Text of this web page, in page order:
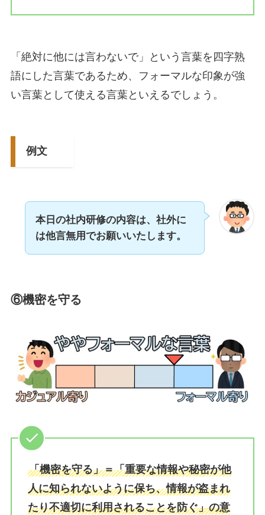
「絶対に他には言わないで」という言葉を四字熟
語にした言葉であるため、フォーマルな印象が強
い言葉として使える言葉といえるでしょう。
例文
本日の社内研修の内容は、社外に
は他言無用でお願いいたします。
⑥機密を守る
「機密を守る」＝「重要な情報や秘密が他
人に知られないように保ち、情報が盗まれ
たり不適切に利用されることを防ぐ」の意